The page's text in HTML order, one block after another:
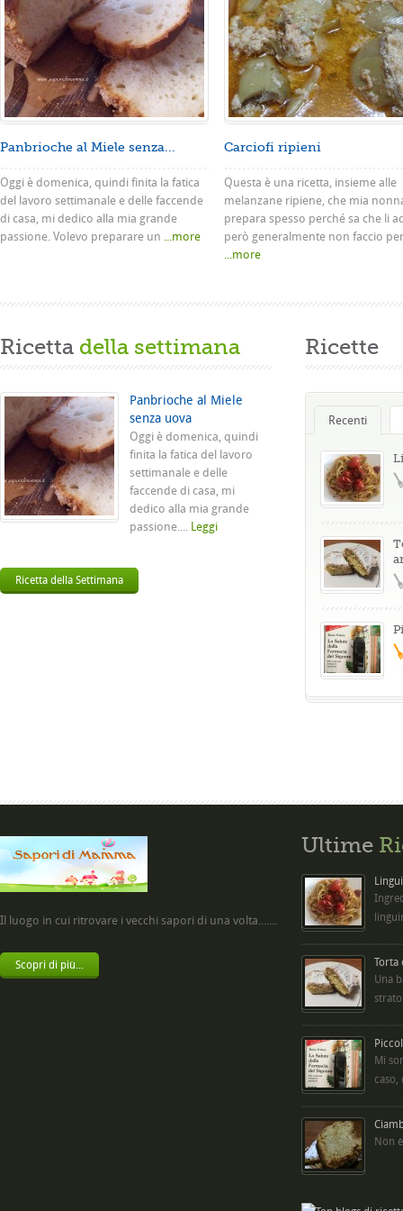
Panbrioche al Miele senza...
Oggi è domenica, quindi finita la fatica
del lavoro settimanale e delle faccende
di casa, mi dedico alla mia grande
passione. Volevo preparare un ...more
Carciofi ripieni
Questa è una ricetta, insieme alle
melanzane ripiene, che mia
prepara spesso perché sa che li
però generalmente non faccio
...more
Ricetta della settimana
Panbrioche al Miele
senza uova
Oggi è domenica, quindi
finita la fatica del lavoro
settimanale e delle
faccende di casa, mi
dedico alla mia grande
passione.... Leggi
Ricetta della Settimana
Ricette
Recenti
Il luogo in cui ritrovare i vecchi sapori di una volta.......
Scopri di più...
Ultime
Torta
Una
Mi
caso,
Non